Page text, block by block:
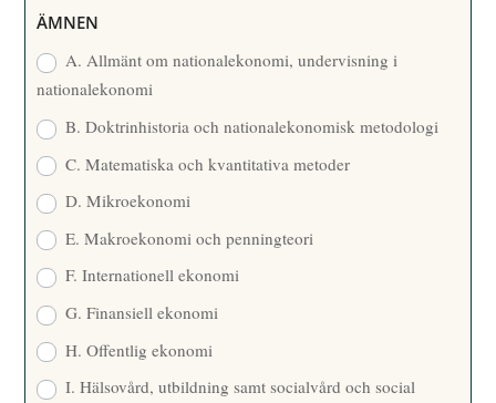
R
ÄMNEN
A. Allmänt om nationalekonomi, undervisning i
nationalekonomi
B. Doktrinhistoria och nationalekonomisk metodologi
C. Matematiska och kvantitativa metoder
D. Mikroekonomi
E. Makroekonomi och penningteori
F. Internationell ekonomi
G. Finansiell ekonomi
H. Offentlig ekonomi
I. Hälsovård, utbildning samt socialvård och social